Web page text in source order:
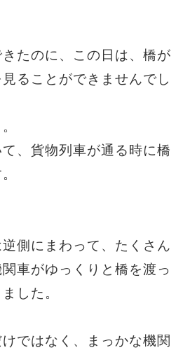
たのに、この日は、橋が
ることができませんでし
、貨物列車が通る時に橋
側にまわって、たくさん
車がゆっくりと橋を渡っ
した。
ではなく、まっかな機関